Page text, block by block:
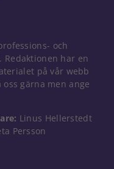
och
har en
på vår webb
gärna men ange
Linus Hellerstedt
Persson
bort. De
för